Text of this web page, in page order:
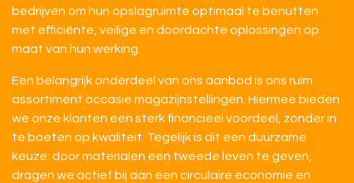
bedrijven om hun opslagruimte optimaal te benutten
met efficiënte, veilige en doordachte oplossingen op
maat van hun werking.
Een belangrijk onderdeel van ons aanbod is ons ruim
assortiment occasie magazijnstellingen. Hiermee bieden
we onze klanten een sterk financieel voordeel, zonder in
te boeten op kwaliteit. Tegelijk is dit een duurzame
keuze: door materialen een tweede leven te geven,
dragen we actief bij aan een circulaire economie en